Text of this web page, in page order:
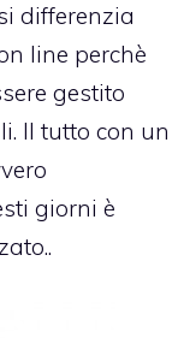
differenzia
line perchè
gestito
Il tutto con un
giorni è